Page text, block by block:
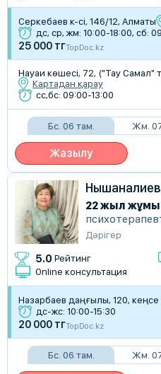
Серкебаев к-сі, 146/12, Алматы
дс, ср, жм: 10:00-18:00, сб:
25 000 тгTopDoc.kz
Науаи көшесі, 72, ("Тау Самал"
Картадан қарау
сс,бс: 09:00-13:00
Бс. 06 там. Жм.
Жазылу
22 жыл
Дәрігер
5.0 Рейтинг
Online консультация
Назарбаев даңғылы, 120, кеңсе
дс-жс: 10:00-15:30
20 000 тгTopDoc.kz
Бс. 06 там. Жм.